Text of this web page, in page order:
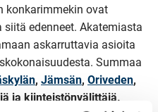
konkarimmekin ovat
edenneet. Akatemiasta
askarruttavia asioita
Summaa
, Jämsän, Oriveden,
ja kiinteistönvälittäjä.